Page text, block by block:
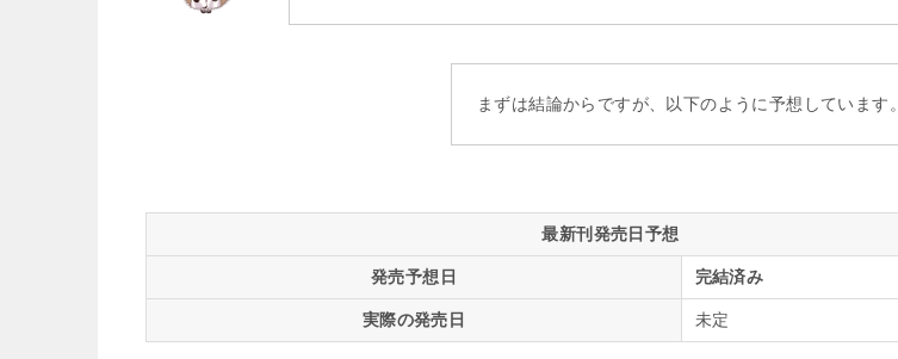
まずは結論からですが、以下のように予想しています。
最新刊発売日予想
発売予想日 完結済み
実際の発売日 未定